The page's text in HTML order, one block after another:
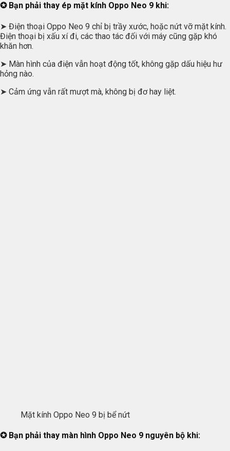
✪ Bạn phải thay ép mặt kính Oppo Neo 9 khi:
➤ Điện thoại Oppo Neo 9 chỉ bị trầy xước, hoặc nứt vỡ mặt kính.
Điện thoại bị xấu xí đi, các thao tác đối với máy cũng gặp khó
khăn hơn.
➤ Màn hình của điện vẫn hoạt động tốt, không gặp dấu hiệu hư
hỏng nào.
➤ Cảm ứng vẫn rất mượt mà, không bị đơ hay liệt.
Mặt kính Oppo Neo 9 bị bể nứt
✪ Bạn phải thay màn hình Oppo Neo 9 nguyên bộ khi: